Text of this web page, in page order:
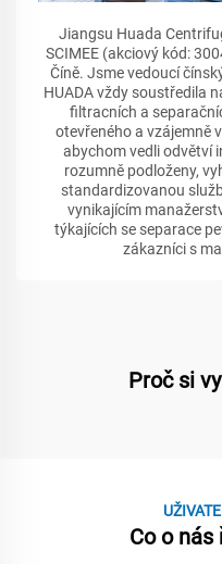
Jiangsu Huada
SCIMEE (akciový kód:
Číně. Jsme vedoucí
HUADA vždy soustředila
filtracních a
otevřeného a vzájemně
abychom vedli odvětví
rozumně podloženy,
standardizovanou
vynikajícím
týkajících se separace
zákazníci s
Proč si
Co o